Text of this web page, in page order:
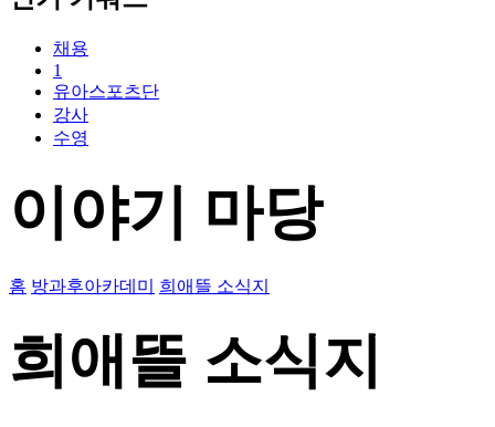
채용
1
유아스포츠단
강사
수영
이야기 마당
홈 방과후아카데미 희애뜰 소식지
희애뜰 소식지